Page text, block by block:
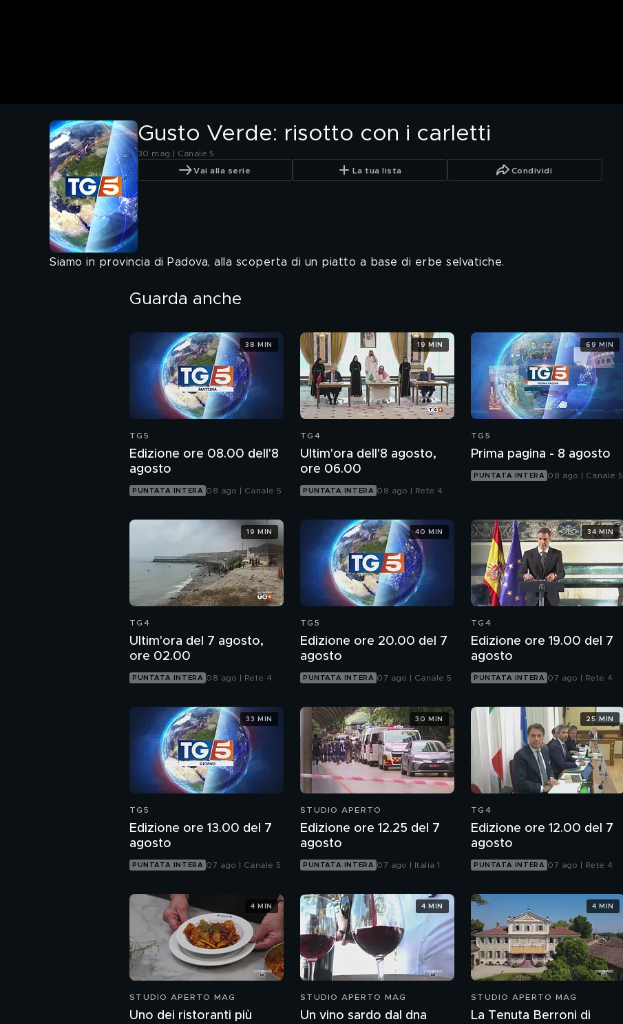
Gusto Verde: risotto con i carletti
30 mag | Canale 5
Vai alla serie La tua lista Condividi
Siamo in provincia di Padova, alla scoperta di un piatto a base di erbe selvatiche.
Guarda anche
TG5
Edizione ore 08.00 dell'8
agosto
PUNTATA INTERA 08 ago | Canale 5
38 MIN
TG4
Ultim'ora dell'8 agosto,
ore 06.00
PUNTATA INTERA 08 ago | Rete 4
19 MIN
TG5
Prima pagina - 8 agosto
PUNTATA INTERA 08 ago | Canale 5
69 MIN
TG4
Ultim'ora del 7 agosto,
ore 02.00
PUNTATA INTERA 08 ago | Rete 4
19 MIN
TG5
Edizione ore 20.00 del 7
agosto
PUNTATA INTERA 07 ago | Canale 5
40 MIN
TG4
Edizione ore 19.00 del 7
agosto
PUNTATA INTERA 07 ago | Rete 4
34 MIN
TG5
Edizione ore 13.00 del 7
agosto
PUNTATA INTERA 07 ago | Canale 5
33 MIN
STUDIO APERTO
Edizione ore 12.25 del 7
agosto
PUNTATA INTERA 07 ago | Italia 1
30 MIN
TG4
Edizione ore 12.00 del 7
agosto
PUNTATA INTERA 07 ago | Rete 4
25 MIN
STUDIO APERTO MAG
Uno dei ristoranti più
4 MIN
STUDIO APERTO MAG
Un vino sardo dal dna
4 MIN
STUDIO APERTO MAG
La Tenuta Berroni di
4 MIN